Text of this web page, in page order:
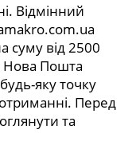
Відмінний
суму від 2500
Нова Пошта
яку точку
Перед
та